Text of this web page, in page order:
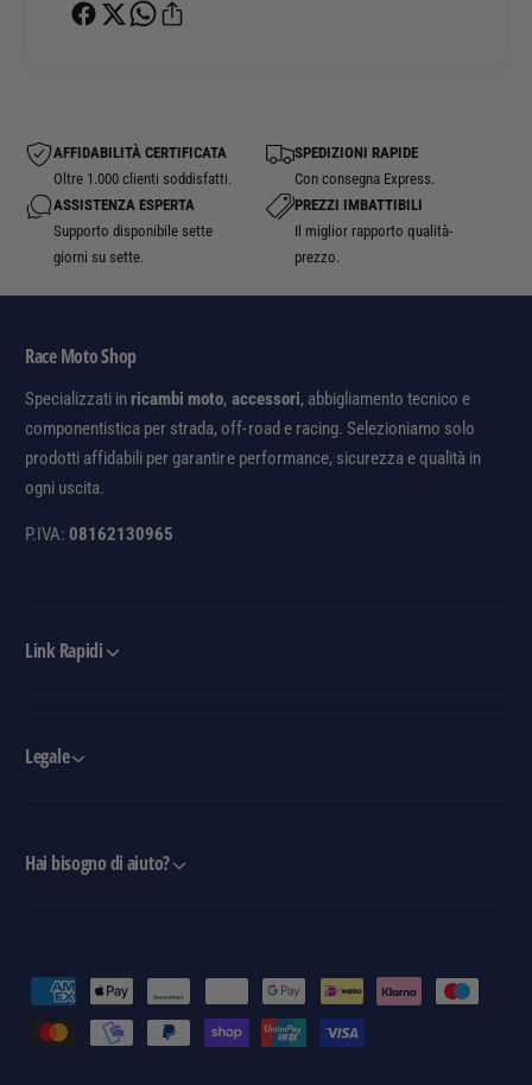
AFFIDABILITÀ CERTIFICATA
Oltre 1.000 clienti soddisfatti.
SPEDIZIONI RAPIDE
Con consegna Express.
ASSISTENZA ESPERTA
Supporto disponibile sette
giorni su sette.
PREZZI IMBATTIBILI
Il miglior rapporto qualità-
prezzo.
Race Moto Shop
Specializzati in ricambi moto, accessori, abbigliamento tecnico e
componentistica per strada, off-road e racing. Selezioniamo solo
prodotti affidabili per garantire performance, sicurezza e qualità in
ogni uscita.
P.IVA:08162130965
Link Rapidi
Legale
Hai bisogno di aiuto?